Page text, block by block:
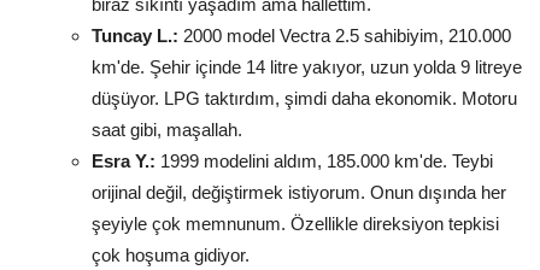
Tuncay L.: 2000 model Vectra 2.5 sahibiyim, 210.000
km'de. Şehir içinde 14 litre yakıyor, uzun yolda 9 litreye
düşüyor. LPG taktırdım, şimdi daha ekonomik. Motoru
saat gibi, maşallah.
Esra Y.: 1999 modelini aldım, 185.000 km'de. Teybi
orijinal değil, değiştirmek istiyorum. Onun dışında her
şeyiyle çok memnunum. Özellikle direksiyon tepkisi
çok hoşuma gidiyor.